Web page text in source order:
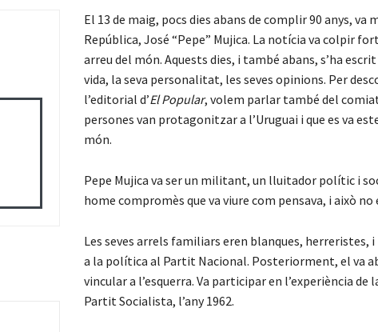
El 13 de maig, pocs dies abans de complir 90 anys,
República, José “Pepe” Mujica. La notícia va colpir
arreu del món. Aquests dies, i també abans, s’ha
vida, la seva personalitat, les seves opinions. Per
l’editorial d’El Popular, volem parlar també del
persones van protagonitzar a l’Uruguai i que es va
món.
Pepe Mujica va ser un militant, un lluitador polític i
home compromès que va viure com pensava, i això no
Les seves arrels familiars eren blanques, herreristes,
a la política al Partit Nacional. Posteriorment, el va
vincular a l’esquerra. Va participar en l’experiència
Partit Socialista, l’any 1962.